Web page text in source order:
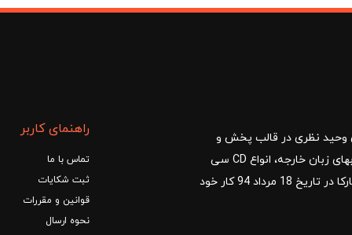
با مدیریت آقای وحید نظری در قالب پخش و
توزیع کتب درسی و کمک آموزشی، کتب دانشگاهی، کتابهای زبان خارجه، انواع CD سی
دی و DVD دی وی دی شروع کرد.فروشگاه آنلاین کتاب مارکا در تاریخ 18 مرداد 94 کار خود
راهنمای کاربر
تماس با ما
ثبت شکایات
قوانین و مقررات
نحوه ارسال